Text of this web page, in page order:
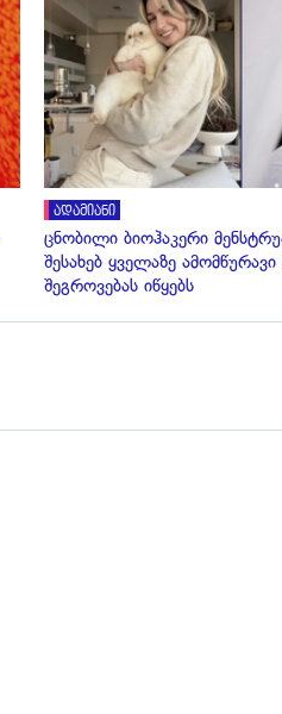
ადამიანი
ცნობილი ბიოჰაკერი
შესახებ ყველაზე ამომწურავი
შეგროვებას იწყებს